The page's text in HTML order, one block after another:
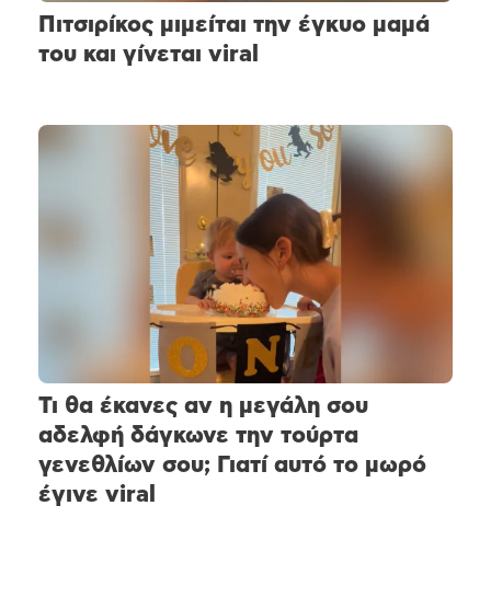
Πιτσιρίκος μιμείται την έγκυο μαμά
του και γίνεται viral
Τι θα έκανες αν η μεγάλη σου
αδελφή δάγκωνε την τούρτα
γενεθλίων σου; Γιατί αυτό το μωρό
έγινε viral